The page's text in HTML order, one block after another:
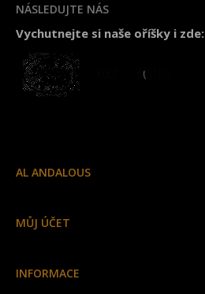
NÁSLEDUJTE NÁS
Vychutnejte si naše oříšky i zde:
AL ANDALOUS
MŮJ ÚČET
INFORMACE